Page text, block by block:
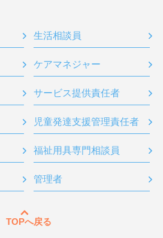
生活相談員
ケアマネジャー
サービス提供責任者
児童発達支援管理責任者
福祉用具専門相談員
管理者
TOPへ戻る